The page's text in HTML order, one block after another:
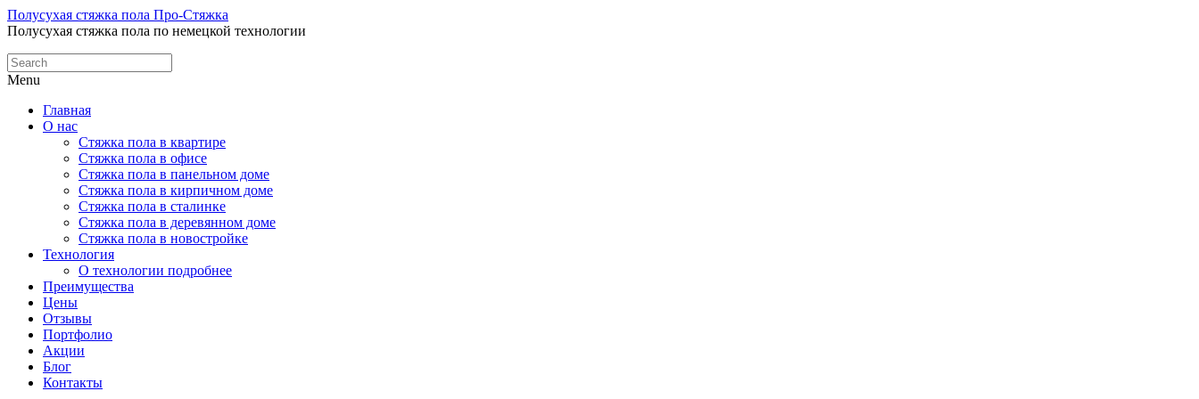
Полусухая стяжка пола Про-Стяжка
Полусухая стяжка пола по немецкой технологии
Menu
Главная
О нас
Стяжка пола в квартире
Стяжка пола в офисе
Стяжка пола в панельном доме
Стяжка пола в кирпичном доме
Стяжка пола в сталинке
Стяжка пола в деревянном доме
Стяжка пола в новостройке
Технология
О технологии подробнее
Преимущества
Цены
Отзывы
Портфолио
Акции
Блог
Контакты